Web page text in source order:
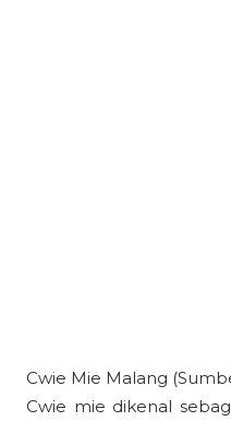
Cwie Mie Malang
Cwie mie dikenal